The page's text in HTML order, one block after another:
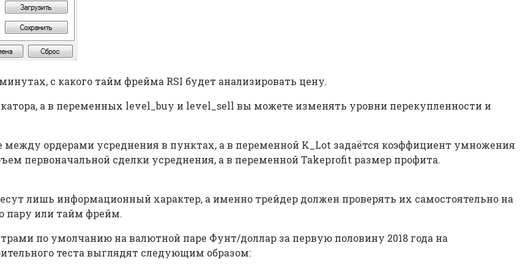
с какого тайм фрейма RSI будет анализировать цену.
а в переменных level_buy и level_sell вы можете изменять уровни перекупленности и
ордерами усреднения в пунктах, а в переменной K_Lot задаётся коэффициент умножения
первоначальной сделки усреднения, а в переменной Takeprofit размер профита.
лишь информационный характер, а именно трейдер должен проверять их самостоятельно на
пару или тайм фрейм.
по умолчанию на валютной паре Фунт/доллар за первую половину 2018 года на
теста выглядят следующим образом: